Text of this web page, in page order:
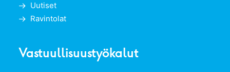
Uutiset
Ravintolat
Vastuullisuustyökalut